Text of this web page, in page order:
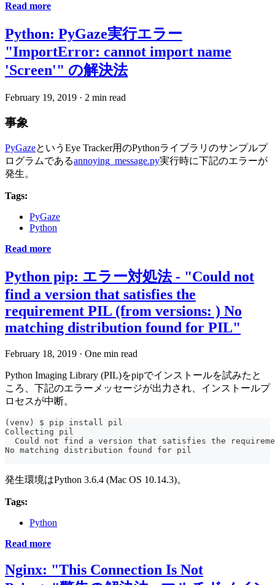
Read more
Python: PyGaze実行エラー
"ImportError: cannot import name
'Screen'" の解決法
February 19, 2019 · 2 min read
事象
PyGazeというEye Tracker用のPythonライブラリのサンプルプ
ログラムであるannoying_message.py実行時に下記のエラーが
発生。
Tags:
PyGaze
Python
Read more
Python pip: エラー対処法 - "Could not
find a version that satisfies the
requirement PIL (from versions: ) No
matching distribution found for PIL"
February 18, 2019 · One min read
Python Imaging Library (PIL)をpipでインストールを試みたと
ころ、下記のエラーメッセージが出力され、インストールプ
ロセスが中断。
(venv) $ pip install pil
Collecting pil
Could not find a version that satisfies the
No matching distribution found for pil
発生環境はPython 3.6.4 (Mac OS 10.14.3)。
Tags:
Python
Read more
Nginx: "This Connection Is Not